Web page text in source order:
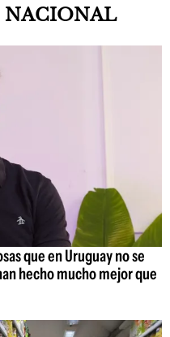
NACIONAL
que en Uruguay no se
hecho mucho mejor que